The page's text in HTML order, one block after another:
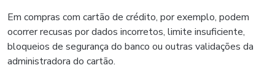
Em compras com cartão de crédito, por exemplo, podem
ocorrer recusas por dados incorretos, limite insuficiente,
bloqueios de segurança do banco ou outras validações da
administradora do cartão.